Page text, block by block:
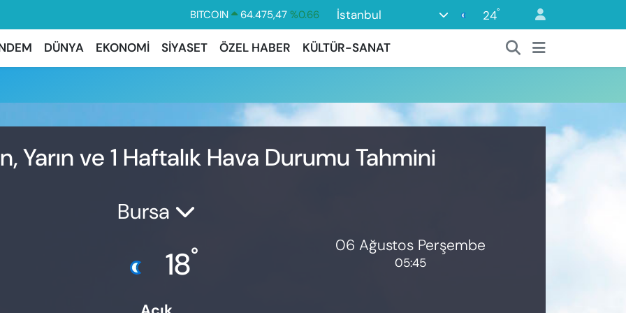
BITCOIN 64.475,47 %0.66
DOLAR
47,5971
%0.05
EURO
55,1336 %0.18
GRAM ALTIN
6527.85 %0.54
İstanbul 24°
DÜNYA EKONOMİ SİYASET ÖZEL HABER KÜLTÜR-SANAT
Yarın ve 1 Haftalık Hava Durumu Tahmini
Bursa
18° 06 Ağustos Perşembe
05:45